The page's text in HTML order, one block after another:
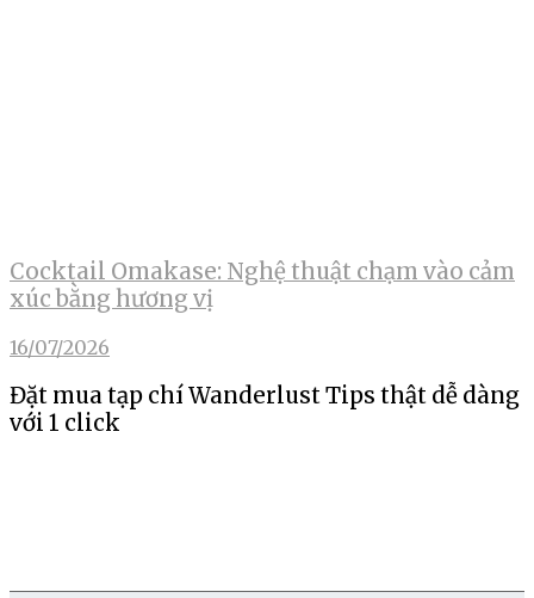
Cocktail Omakase: Nghệ thuật chạm vào cảm
xúc bằng hương vị
16/07/2026
Đặt mua tạp chí Wanderlust Tips thật dễ dàng
với 1 click